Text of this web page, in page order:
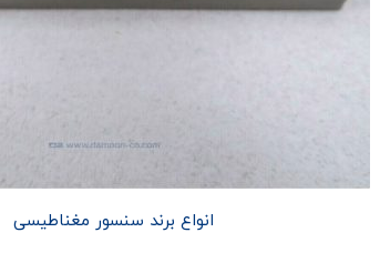
انواع برند سنسور مغناطیسی